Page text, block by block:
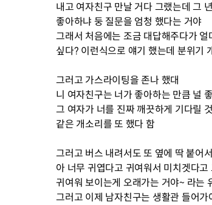
내고 여자친구 만날 거다 그랬는데 그
좋아하냐 둥 질문을 엄청 했다는 거야
그래서 처음에는 조금 대답해주다가
싶다? 이런식으로 얘기 했는데 분위기
그러고 가스라이팅을 존나 했대
니 여자친구는 너가 좋아하는 만큼 널
그 여자가 너를 진짜 깨끗하게 기다릴
같은 개소리를 또 했다 함
그러고 버스 내려서도 또 옆에 딱 붙어서
아 너무 귀엽다고 귀여워서 미치겟다
귀여워 보이는게 오래가는 거야~ 라는
그러고 이제 남자친구는 생활관 들어